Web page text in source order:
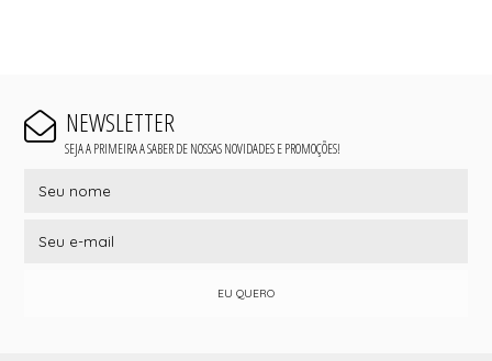
NEWSLETTER
SEJA A PRIMEIRA A SABER DE NOSSAS NOVIDADES E PROMOÇÕES!
EU QUERO